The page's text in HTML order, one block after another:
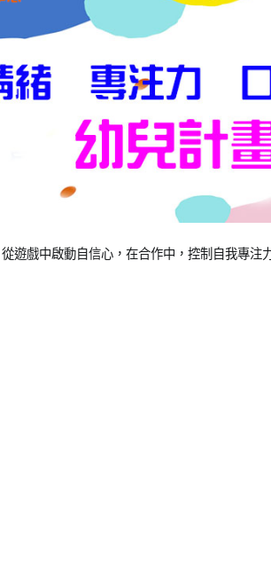
遊戲中啟動自信心，在合作中，控制自我專注